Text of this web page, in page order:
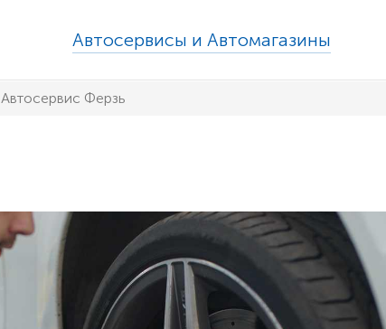
Автосервисы и Автомагазины
Автосервис Ферзь